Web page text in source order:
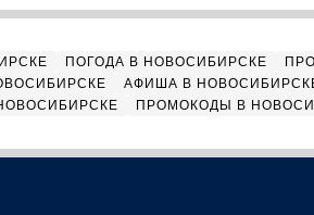
ПОГОДА В НОВОСИБИРСКЕ
АФИША В
ПРОМОКОДЫ В